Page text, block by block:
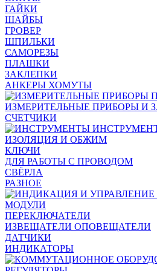
ГАЙКИ
ШАЙБЫ
ГРОВЕР
ШПИЛЬКИ
САМОРЕЗЫ
ПЛАШКИ
ЗАКЛЕПКИ
АНКЕРЫ ХОМУТЫ
ИЗМЕРИТЕЛЬНЫЕ ПРИБОРЫ И
СЧЕТЧИКИ
ИЗОЛЯЦИЯ И ОБЖИМ
КЛЮЧИ
ДЛЯ РАБОТЫ С ПРОВОДОМ
СВЁРЛА
РАЗНОЕ
МОДУЛИ
ПЕРЕКЛЮЧАТЕЛИ
ИЗВЕЩАТЕЛИ ОПОВЕЩАТЕЛИ
ДАТЧИКИ
ИНДИКАТОРЫ